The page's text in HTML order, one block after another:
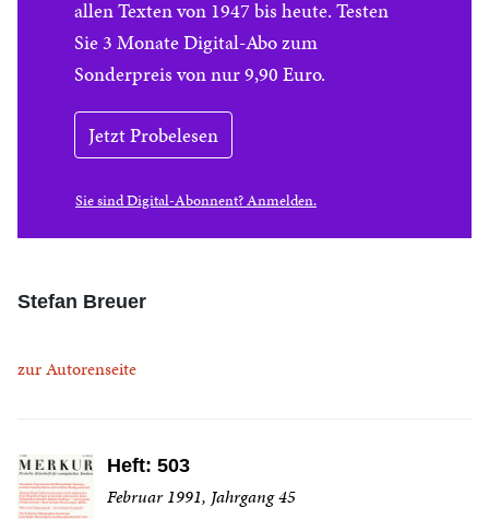
allen Texten von 1947 bis heute. Testen
Sie 3 Monate Digital-Abo zum
Sonderpreis von nur 9,90 Euro.
Jetzt Probelesen
Sie sind Digital-Abonnent? Anmelden.
Stefan Breuer
zur Autorenseite
Heft: 503
Februar 1991, Jahrgang 45